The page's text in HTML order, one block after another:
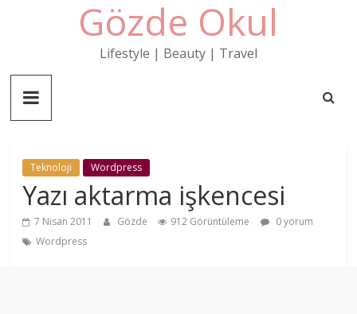
Gözde Okul
Lifestyle | Beauty | Travel
Teknoloji Wordpress
Yazı aktarma işkencesi
7 Nisan 2011 Gözde 912 Görüntüleme
0 yorum
Wordpress